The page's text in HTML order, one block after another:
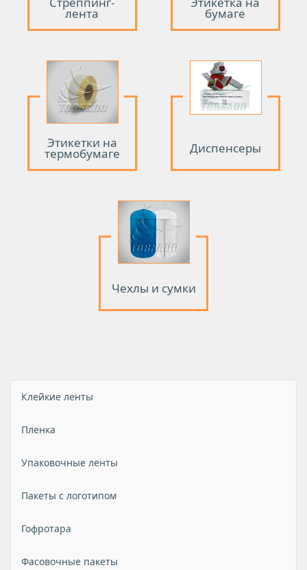
лента бумаге
Этикетки на
термобумаге Диспенсеры
Чехлы и сумки
Клейкие ленты
Пленка
Упаковочные ленты
Пакеты с логотипом
Гофротара
Фасовочные пакеты